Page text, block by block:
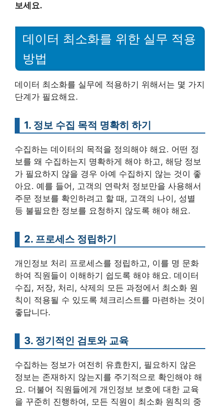
보세요.
데이터 최소화를 위한 실무 적용
방법
데이터 최소화를 실무에 적용하기 위해서는 몇 가지
단계가 필요해요.
1. 정보 수집 목적 명확히 하기
수집하는 데이터의 목적을 정의해야 해요. 어떤 정
보를 왜 수집하는지 명확하게 해야 하고, 해당 정보
가 필요하지 않을 경우 아예 수집하지 않는 것이 좋
아요. 예를 들어, 고객의 연락처 정보만을 사용해서
주문 정보를 확인하려고 할 때, 고객의 나이, 성별
등 불필요한 정보를 요청하지 않도록 해야 해요.
2. 프로세스 정립하기
개인정보 처리 프로세스를 정립하고, 이를 명 문화
하여 직원들이 이해하기 쉽도록 해야 해요. 데이터
수집, 저장, 처리, 삭제의 모든 과정에서 최소화 원
칙이 적용될 수 있도록 체크리스트를 마련하는 것이
좋답니다.
3. 정기적인 검토와 교육
수집하는 정보가 여전히 유효한지, 필요하지 않은
정보는 존재하지 않는지를 주기적으로 확인해야 해
요. 더불어 직원들에게 개인정보 보호에 대한 교육
을 꾸준히 진행하여, 모든 직원이 최소화 원칙의 중